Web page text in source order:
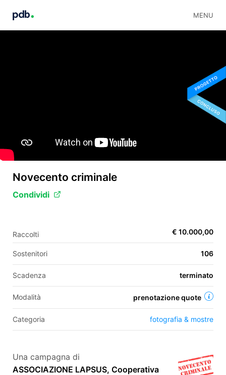
MENU
IT
EN
ES
Novecento criminale
Condividi
Raccolti € 10.000,00
Sostenitori 106
Scadenza terminato
Modalità prenotazione quote
Categoria fotografia & mostre
Una campagna di
ASSOCIAZIONE LAPSUS, Cooperativa